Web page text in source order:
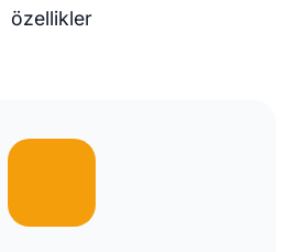
özellikler